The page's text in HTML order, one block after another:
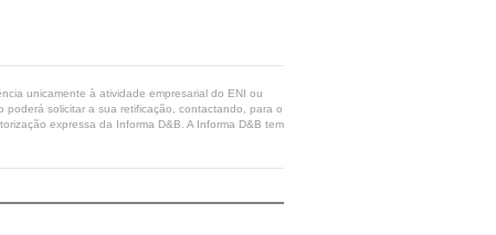
unicamente à atividade empresarial do ENI ou
solicitar a sua retificação, contactando, para o
expressa da Informa D&B. A Informa D&B tem